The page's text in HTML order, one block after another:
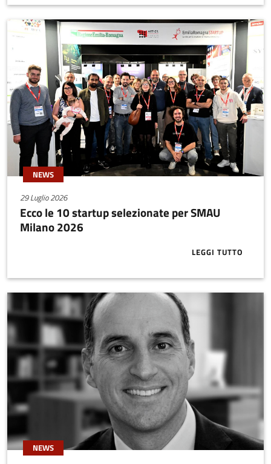
NEWS
29 Luglio 2026
Ecco le 10 startup selezionate per SMAU
Milano 2026
LEGGI TUTTO
ABOUT
NEWS